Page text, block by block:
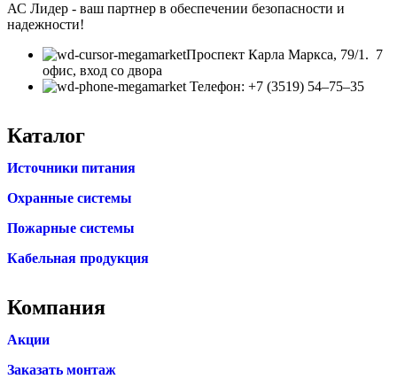
АС Лидер - ваш партнер в обеспечении безопасности и
надежности!
​Проспект Карла Маркса, 79/1. 7
офис, вход со двора
Телефон: +7 (3519) 54‒75‒35
Каталог
Источники питания
Охранные системы
Пожарные системы
Кабельная продукция
Компания
Акции
Заказать монтаж